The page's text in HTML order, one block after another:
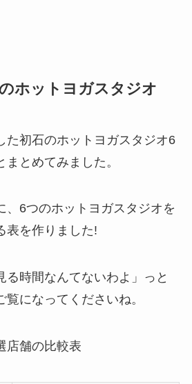
ホットヨガスタジオ
た初石のホットヨガスタジオ6
とめてみました。
、6つのホットヨガスタジオを
表を作りました!
る時間なんてないわよ」っと
になってくださいね。
店舗の比較表